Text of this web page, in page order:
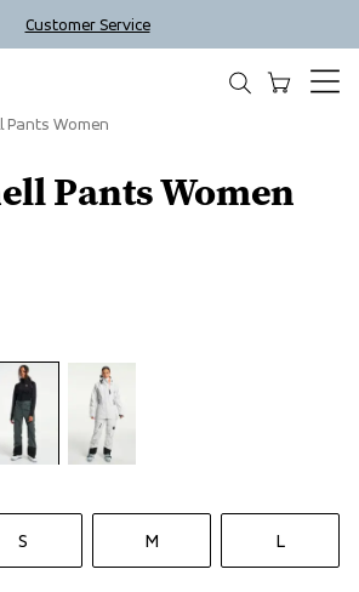
Customer Service
Pants Women
S M L
Pants Women